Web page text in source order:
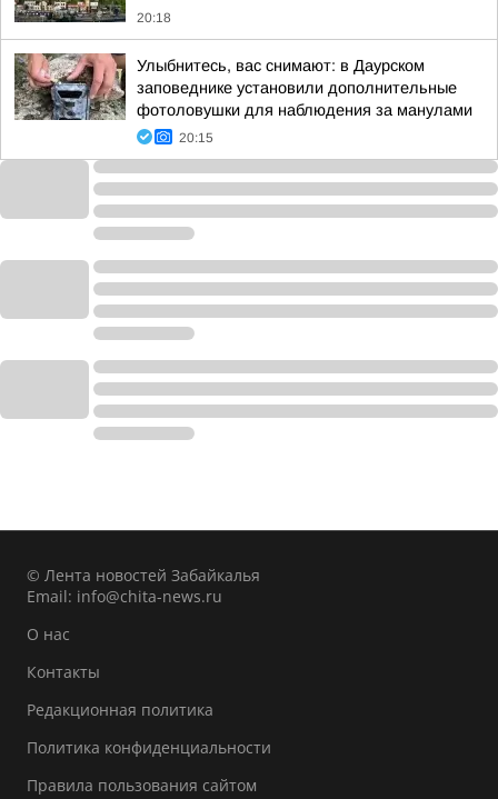
20:18
Улыбнитесь, вас снимают: в Даурском
заповеднике установили дополнительные
фотоловушки для наблюдения за манулами
20:15
© Лента новостей Забайкалья
Email: info@chita-news.ru
О нас
Контакты
Редакционная политика
Политика конфиденциальности
Правила пользования сайтом